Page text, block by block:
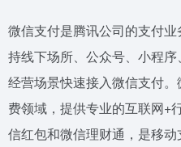
微信支付是腾讯公司的支付
持线下场所、公众号、小程
经营场景快速接入微信支付
费领域，提供专业的互联网+
信红包和微信理财通，是移动